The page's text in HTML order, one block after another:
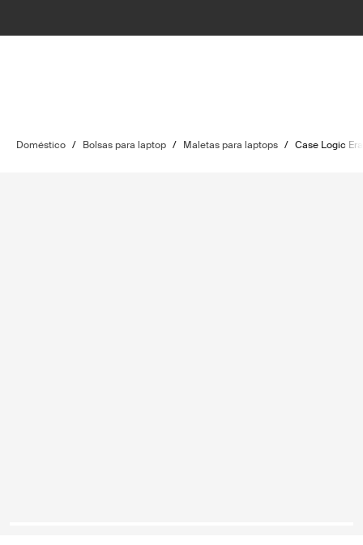
Doméstico / Bolsas para laptop / Maletas para laptops / Case Logic Era